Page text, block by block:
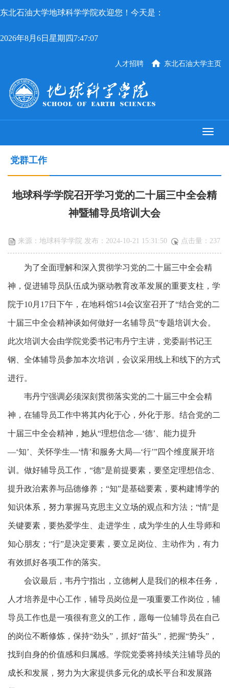
东北石油大学地球科学学院欢迎您！今天是：
2026年8月6日星期四7:47:07
东北石油大学主页
人才招聘
党群工作
地球科学学院召开学习党的二十届三中全会精
神暨辅导员培训大会
来源：地球科学学院 发布：2024-10-21 15:31:50 点击量： 237
为了全面理解和深入贯彻学习党的二十届三中全会精
神，促进辅导员队伍成为驱动教育改革发展的重要支柱，学
院于10月17日下午，在地科馆514会议室召开了“结合党的二
十届三中全会精神谈如何做好一名辅导员”专题培训大会。
此次培训大会由学院党委书记韦丹宁主讲，党委副书记王
钢、全体辅导员参加本次培训 ， 会议采用线上和线下的方式
进行。
韦丹宁强调必须深刻贯彻落实党的二十届三中全会精
神， 在辅导员工作中将其内化于心，外化于形。 结合党的二
十届三中全会精神，她从“理想信念—‘德’ 、能力提升
—‘知’、关怀学生—‘情’和服务大局—‘行’”四个维度展开培
训。 做好辅导员工作， “德”是前提要素，要坚定理想信念、
提升政治素养与品德修养；“知”是基础要素，要构建博学的
知识体系，努力掌握马克思主义立场的观点和方法；“情”是
关键要素，要热爱学生、走进学生，成为学生的人生导师和
知心朋友；“行”是决定要素，要立足岗位、主动作为，有力
有效抓好各项工作的落实。
会议最后，韦丹宁指出，立德树人是我们的根本任务，
人才培养是中心工作，辅导员岗位是一项重要工作岗位，辅
导员工作也是一项很有意义的工作，愿每一位辅导员在自己
的岗位不断修炼，保持“劲头”，抓好“苗头”，把握“势头”，
找到自身的价值感和归属感。学院党委将持续关注辅导员的
成长和发展，努力为大家提供多元化的成长平台和发展路